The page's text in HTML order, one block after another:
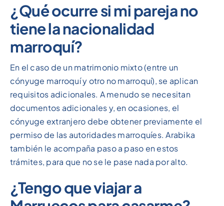
¿Qué ocurre si mi pareja no
tiene la nacionalidad
marroquí?
En el caso de un matrimonio mixto (entre un
cónyuge marroquí y otro no marroquí), se aplican
requisitos adicionales. A menudo se necesitan
documentos adicionales y, en ocasiones, el
cónyuge extranjero debe obtener previamente el
permiso de las autoridades marroquíes. Arabika
también le acompaña paso a paso en estos
trámites, para que no se le pase nada por alto.
¿Tengo que viajar a